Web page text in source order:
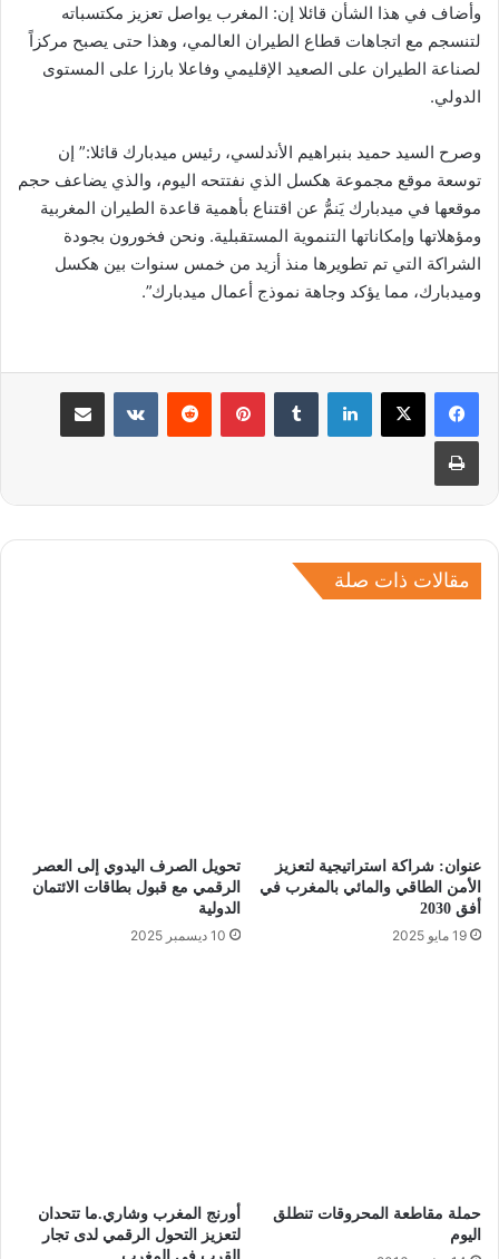
وأضاف في هذا الشأن قائلا إن: المغرب يواصل تعزيز مكتسباته
لتنسجم مع اتجاهات قطاع الطيران العالمي، وهذا حتى يصبح مركزاً
لصناعة الطيران على الصعيد الإقليمي وفاعلا بارزا على المستوى
الدولي.
وصرح السيد حميد بنبراهيم الأندلسي، رئيس ميدبارك قائلا:” إن
توسعة موقع مجموعة هكسل الذي نفتتحه اليوم، والذي يضاعف حجم
موقعها في ميدبارك يَنمُّ عن اقتناع بأهمية قاعدة الطيران المغربية
ومؤهلاتها وإمكاناتها التنموية المستقبلية. ونحن فخورون بجودة
الشراكة التي تم تطويرها منذ أزيد من خمس سنوات بين هكسل
وميدبارك، مما يؤكد وجاهة نموذج أعمال ميدبارك”.
لينكدإن بينتيريست مشاركة عبر البريد
طباعة
مقالات ذات صلة
عنوان: شراكة استراتيجية لتعزيز
الأمن الطاقي والمائي بالمغرب في
أفق 2030
19 مايو 2025
تحويل الصرف اليدوي إلى العصر
الرقمي مع قبول بطاقات الائتمان
الدولية
10 ديسمبر 2025
حملة مقاطعة المحروقات تنطلق
اليوم
أورنج المغرب وشاري.ما تتحدان
لتعزيز التحول الرقمي لدى تجار